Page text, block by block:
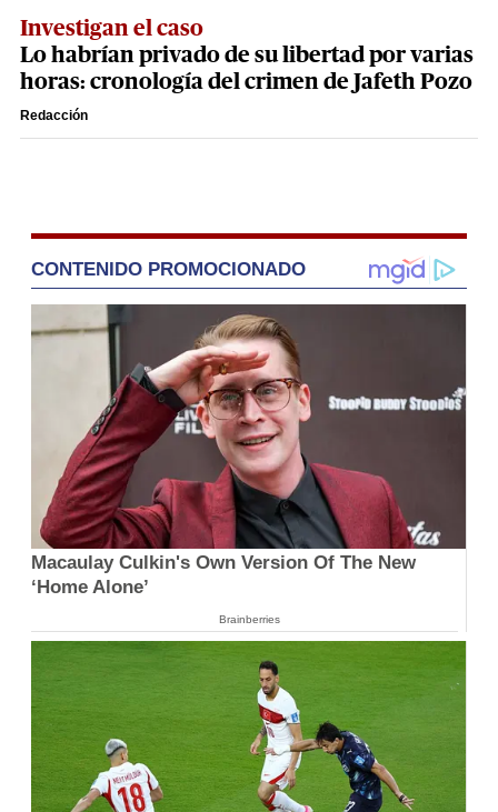
Investigan el caso
Lo habrían privado de su libertad por varias
horas: cronología del crimen de Jafeth Pozo
Redacción
CONTENIDO PROMOCIONADO
Macaulay Culkin's Own Version Of The New
‘Home Alone’
Brainberries